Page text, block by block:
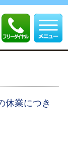
休業につき